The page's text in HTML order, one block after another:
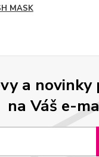
MASK
a
na Váš e-